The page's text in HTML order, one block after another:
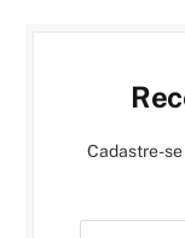
Cadastre-